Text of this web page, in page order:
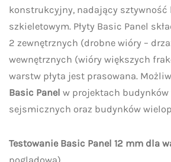
konstrukcyjny, nadający
szkieletowym. Płyty Basic Panel
2 zewnętrznych (drobne wióry –
wewnętrznych (wióry większych
warstw płyta jest prasowana.
Basic Panel w projektach
sejsmicznych oraz budynków
Testowanie Basic Panel 12 mm dla